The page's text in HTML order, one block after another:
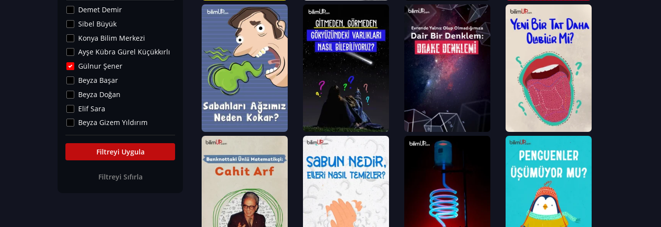
Astronomi ve Uzay
Noroloji
Matematik
Teknoloji
İklim Değişikliği
Arkeoloji
Kültür&Sanat
Yaşam Tavsiyeleri
Merakoloji
Eğitim Bilimleri
Demet Demir
Sibel Büyük
Konya Bilim Merkezi
Ayşe Kübra Gürel Küçükkırlı
Gülnur Şener
Beyza Başar
Beyza Doğan
Elif Sara
Beyza Gizem Yıldırım
İlknur İyigökler
Büşra Elif Kıvrak
Can TORUN
Filtreyi Uygula
Filtreyi Sıfırla